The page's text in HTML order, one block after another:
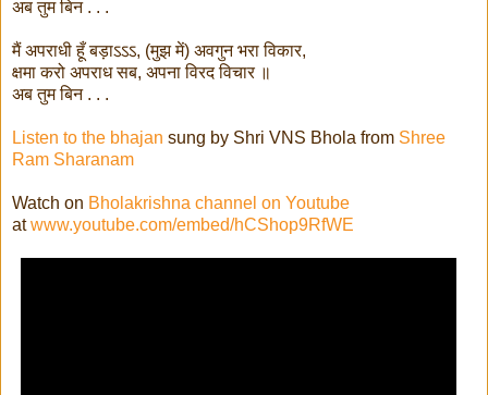
अब तुम बिन . . .
मैं अपराधी हूँ बड़ाऽऽऽ, (मुझ में) अवगुन भरा विकार,
क्षमा करो अपराध सब, अपना विरद विचार ॥
अब तुम बिन . . .
Listen to the bhajan sung by Shri VNS Bhola from Shree
Ram Sharanam
Watch on Bholakrishna channel on Youtube
atwww.youtube.com/embed/hCShop9RfWE